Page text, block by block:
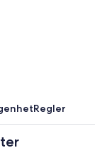
Regler